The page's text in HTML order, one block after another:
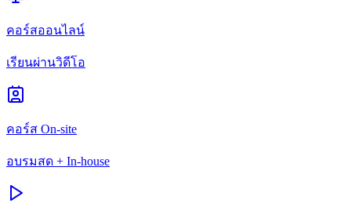
คอร์สออนไลน์
เรียนผ่านวิดีโอ
คอร์ส On-site
อบรมสด + In-house